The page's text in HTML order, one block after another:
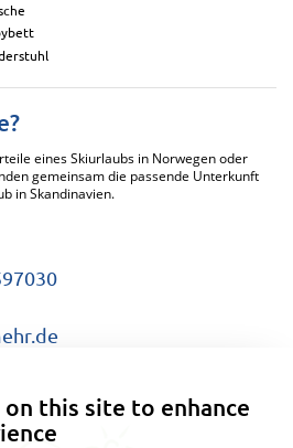
eines Skiurlaubs in Norwegen oder
gemeinsam die passende Unterkunft
in Skandinavien.
this site to enhance